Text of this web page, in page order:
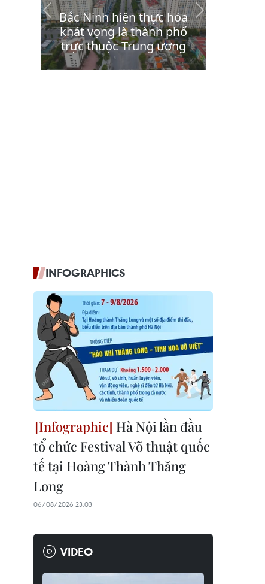
INFOGRAPHICS
Hà Nội lần đầu
tổ chức Festival Võ thuật quốc
tế tại Hoàng Thành Thăng
Long
06/08/2026 23:03
VIDEO